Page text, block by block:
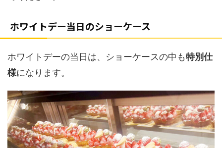
ホワイトデー当日のショーケース
ホワイトデーの当日は、ショーケースの中も特別仕
様になります。